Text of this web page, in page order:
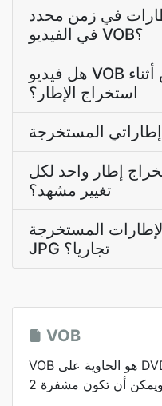
في زمن محدد
في الفيديو VOB؟
هل فيديو VOB الخاص بي خاص أثناء
استخراج الإطار؟
إطار واحد لكل
تغيير مشهد؟
المستخرجة
JPG تجاريا؟
VOB
VOB هو الحاوية على DVD الفيديو، وتحتوي على MPEG-